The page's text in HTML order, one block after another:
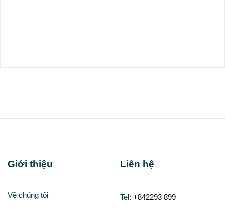
Giới thiệu
Về chúng tôi
Liên hệ
Tel: +842293 899